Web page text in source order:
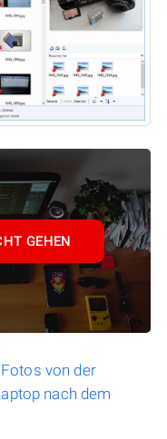
GEHEN
von der
nach dem